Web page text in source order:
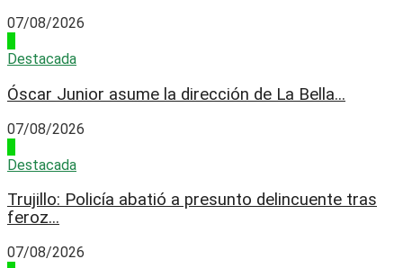
07/08/2026
Destacada
Óscar Junior asume la dirección de La Bella...
07/08/2026
Destacada
Trujillo: Policía abatió a presunto delincuente tras
feroz...
07/08/2026